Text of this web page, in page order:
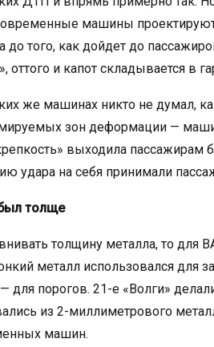
машины
до того, как дойдет до
оттого и капот складывается в
же машинах никто не думал,
зон деформации —
выходила
удара на себя принимали
толще
толщину металла, то для
металл использовался для
для порогов. 21-е «Волги»
из 2-миллиметрового
машин.